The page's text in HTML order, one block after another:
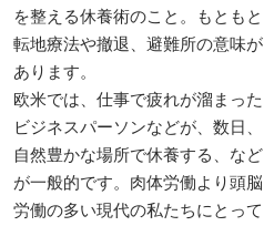
を整える休養術のこと。もともと
転地療法や撤退、避難所の意味が
あります。
欧米では、仕事で疲れが溜まった
ビジネスパーソンなどが、数日、
自然豊かな場所で休養する、など
が一般的です。肉体労働より頭脳
労働の多い現代の私たちにとって